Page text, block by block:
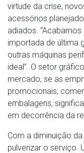
virtude da crise,
acessórios
adiados.
importada de última
outras máquinas
ideal”. O setor
mercado, se as
promocionais,
embalagens,
em decorrência da
Com a diminuição
pulverizar o serviço.